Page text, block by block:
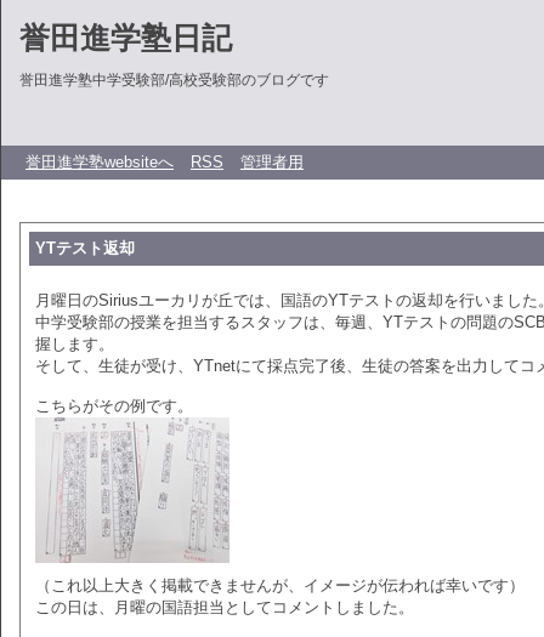
誉田進学塾日記
誉田進学塾中学受験部/高校受験部のブログです
誉田進学塾websiteへ RSS 管理者用
YTテスト返却
月曜日のSiriusユーカリが丘では、国語のYTテストの返却を行いました
中学受験部の授業を担当するスタッフは、毎週、YTテストの問題の
握します。
そして、生徒が受け、YTnetにて採点完了後、生徒の答案を出力してコ
こちらがその例です。
（これ以上大きく掲載できませんが、イメージが伝われば幸いです）
この日は、月曜の国語担当としてコメントしました。